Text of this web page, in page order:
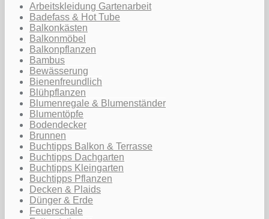
Arbeitskleidung Gartenarbeit
Badefass & Hot Tube
Balkonkästen
Balkonmöbel
Balkonpflanzen
Bambus
Bewässerung
Bienenfreundlich
Blühpflanzen
Blumenregale & Blumenständer
Blumentöpfe
Bodendecker
Brunnen
Buchtipps Balkon & Terrasse
Buchtipps Dachgarten
Buchtipps Kleingarten
Buchtipps Pflanzen
Decken & Plaids
Dünger & Erde
Feuerschale